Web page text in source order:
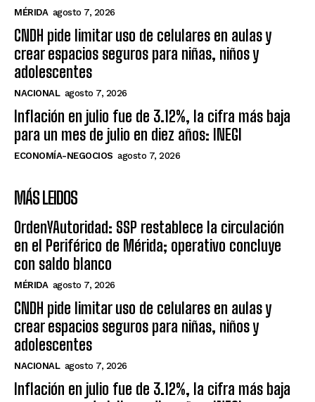
MÉRIDA agosto 7, 2026
CNDH pide limitar uso de celulares en aulas y
crear espacios seguros para niñas, niños y
adolescentes
NACIONAL agosto 7, 2026
Inflación en julio fue de 3.12%, la cifra más baja
para un mes de julio en diez años: INEGI
ECONOMÍA-NEGOCIOS agosto 7, 2026
MÁS LEIDOS
OrdenYAutoridad: SSP restablece la circulación
en el Periférico de Mérida; operativo concluye
con saldo blanco
MÉRIDA agosto 7, 2026
CNDH pide limitar uso de celulares en aulas y
crear espacios seguros para niñas, niños y
adolescentes
NACIONAL agosto 7, 2026
Inflación en julio fue de 3.12%, la cifra más baja